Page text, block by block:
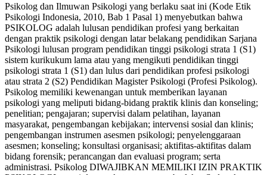
Traning
:
Pelatihan
Tester
&
Skoring
(Administrasi)
WPPSI
(Wechsler
Preschool
and
Primary
Scale
of
Intelligence)
Psikolog dan Ilmuwan Psikologi yang berlaku saat ini (Kode Etik
Psikologi Indonesia, 2010, Bab 1 Pasal 1) menyebutkan bahwa
PSIKOLOG adalah lulusan pendidikan profesi yang berkaitan
dengan praktik psikologi dengan latar belakang pendidikan Sarjana
Psikologi lulusan program pendidikan tinggi psikologi strata 1 (S1)
sistem kurikukum lama atau yang mengikuti pendidikan tinggi
psikologi strata 1 (S1) dan lulus dari pendidikan profesi psikologi
atau strata 2 (S2) Pendidikan Magister Psikologi (Profesi Psikolog).
Psikolog memiliki kewenangan untuk memberikan layanan
psikologi yang meliputi bidang-bidang praktik klinis dan konseling;
penelitian; pengajaran; supervisi dalam pelatihan, layanan
masyarakat, pengembangan kebijakan; intervensi sosial dan klinis;
pengembangan instrumen asesmen psikologi; penyelenggaraan
asesmen; konseling; konsultasi organisasi; aktifitas-aktifitas dalam
bidang forensik; perancangan dan evaluasi program; serta
administrasi. Psikolog DIWAJIBKAN MEMILIKI IZIN PRAKTIK